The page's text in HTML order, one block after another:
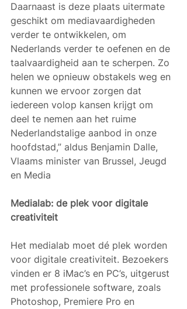
Daarnaast is deze plaats uitermate
geschikt om mediavaardigheden
verder te ontwikkelen, om
Nederlands verder te oefenen en de
taalvaardigheid aan te scherpen. Zo
helen we opnieuw obstakels weg en
kunnen we ervoor zorgen dat
iedereen volop kansen krijgt om
deel te nemen aan het ruime
Nederlandstalige aanbod in onze
hoofdstad,” aldus Benjamin Dalle,
Vlaams minister van Brussel, Jeugd
en Media
Medialab: de plek voor digitale
creativiteit
Het medialab moet dé plek worden
voor digitale creativiteit. Bezoekers
vinden er 8 iMac’s en PC’s, uitgerust
met professionele software, zoals
Photoshop, Premiere Pro en